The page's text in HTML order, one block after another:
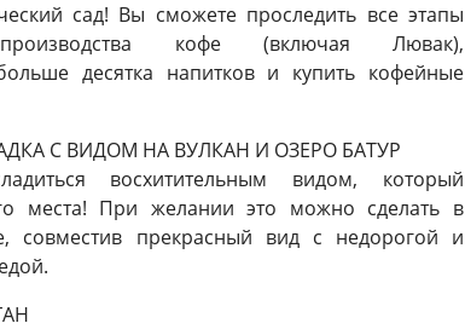
сад! Вы сможете проследить все этапы
кофе (включая Лювак),
десятка напитков и купить кофейные
С ВИДОМ НА ВУЛКАН И ОЗЕРО БАТУР
восхитительным видом, который
места! При желании это можно сделать в
совместив прекрасный вид с недорогой и